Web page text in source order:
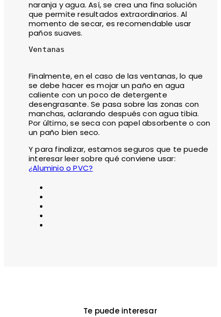
naranja y agua. Así, se crea una fina solución
que permite resultados extraordinarios. Al
momento de secar, es recomendable usar
paños suaves.
Ventanas
Finalmente, en el caso de las ventanas, lo que
se debe hacer es mojar un paño en agua
caliente con un poco de detergente
desengrasante. Se pasa sobre las zonas con
manchas, aclarando después con agua tibia.
Por último, se seca con papel absorbente o con
un paño bien seco.
Y para finalizar, estamos seguros que te puede
interesar leer sobre qué conviene usar:
¿Aluminio o PVC?
Te puede interesar